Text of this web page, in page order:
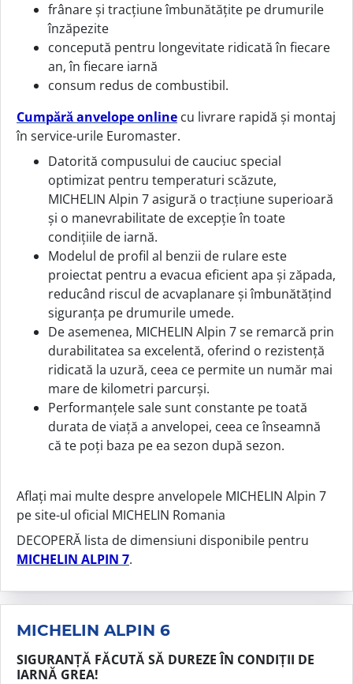
frânare și tracțiune îmbunătățite pe drumurile
înzăpezite
concepută pentru longevitate ridicată în fiecare
an, în fiecare iarnă
consum redus de combustibil.
Cumpără anvelope online cu livrare rapidă și montaj
în service-urile Euromaster.
Datorită compusului de cauciuc special
optimizat pentru temperaturi scăzute,
MICHELIN Alpin 7 asigură o tracțiune superioară
și o manevrabilitate de excepție în toate
condițiile de iarnă.
Modelul de profil al benzii de rulare este
proiectat pentru a evacua eficient apa și zăpada,
reducând riscul de acvaplanare și îmbunătățind
siguranța pe drumurile umede.
De asemenea, MICHELIN Alpin 7 se remarcă prin
durabilitatea sa excelentă, oferind o rezistență
ridicată la uzură, ceea ce permite un număr mai
mare de kilometri parcurși.
Performanțele sale sunt constante pe toată
durata de viață a anvelopei, ceea ce înseamnă
că te poți baza pe ea sezon după sezon.
Aflați mai multe despre anvelopele MICHELIN Alpin 7
pe site-ul oficial MICHELIN Romania
DECOPERĂ lista de dimensiuni disponibile pentru
MICHELIN ALPIN 7.
MICHELIN ALPIN 6
SIGURANȚĂ FĂCUTĂ SĂ DUREZE ÎN CONDIȚII DE
IARNĂ GREA!